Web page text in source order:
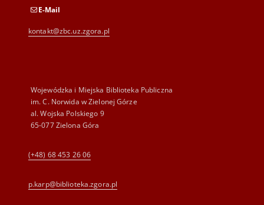
E-Mail
kontakt@zbc.uz.zgora.pl
Wojewódzka i Miejska Biblioteka Publiczna
im. C. Norwida w Zielonej Górze
al. Wojska Polskiego 9
65-077 Zielona Góra
(+48) 68 453 26 06
p.karp@biblioteka.zgora.pl